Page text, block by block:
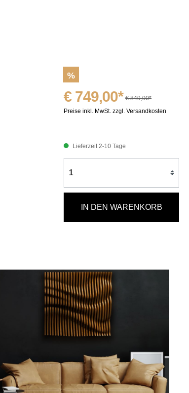
%
€ 749,00* € 849,00*
Preise inkl. MwSt. zzgl. Versandkosten
Lieferzeit 2-10 Tage
IN DEN WARENKORB